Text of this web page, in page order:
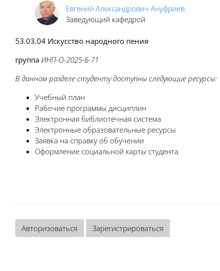
Евгений Александрович Ануфриев
Заведующий кафедрой
53.03.04 Искусство народного пения
группа ИНП-О-2025-Б-71
В данном разделе студенту доступны следующие ресурсы:
Учебный план
Рабочие программы дисциплин
Электронная библиотечная система
Электронные образовательные ресурсы
Заявка на справку об обучении
Оформление социальной карты студента
Авторизоваться Зарегистрироваться